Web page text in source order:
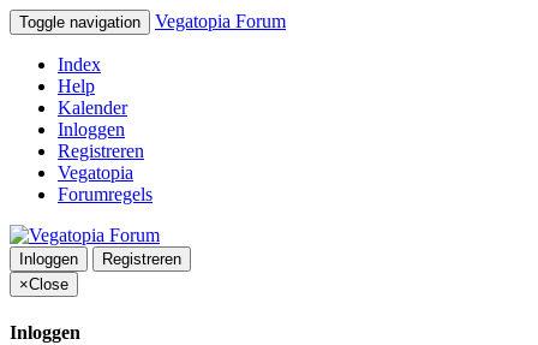
Toggle navigation Vegatopia Forum
Index
Help
Kalender
Inloggen
Registreren
Vegatopia
Forumregels
Inloggen
Registreren
×Close
Inloggen